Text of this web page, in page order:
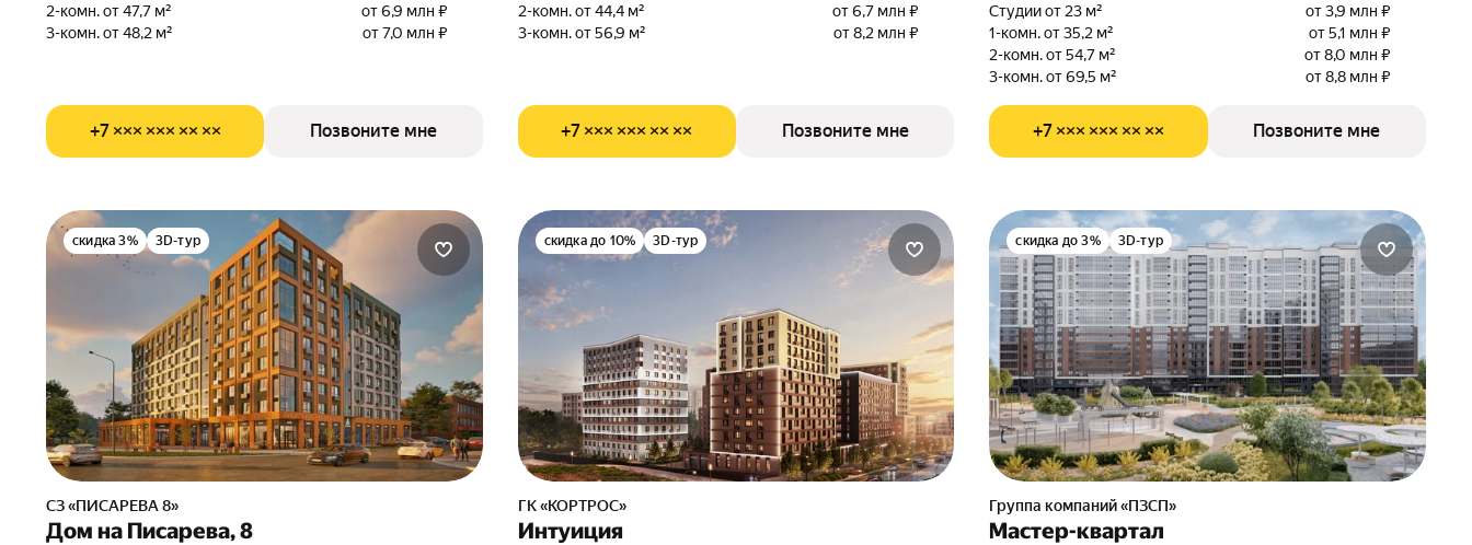
2-комн. от 47,7 м²
от 6,9 млн ₽
3-комн. от 48,2 м²
от 7,0 млн ₽
+7 ××× ××× ×× ×× Позвоните мне
2-комн. от 44,4 м²
от 6,7 млн ₽
3-комн. от 56,9 м²
от 8,2 млн ₽
+7 ××× ××× ×× ×× Позвоните мне
Студии от 23 м²
от 3,9 млн ₽
1-комн. от 35,2 м²
от 5,1 млн ₽
2-комн. от 54,7 м²
от 8,0 млн ₽
3-комн. от 69,5 м²
от 8,8 млн ₽
+7 ××× ××× ×× ×× Позвоните мне
скидка 3% 3D-тур
СЗ «ПИСАРЕВА 8»
Дом на Писарева, 8
скидка до 10% 3D-тур
ГК «КОРТРОС»
Интуиция
скидка до 3% 3D-тур
Группа компаний «ПЗСП»
Мастер-квартал